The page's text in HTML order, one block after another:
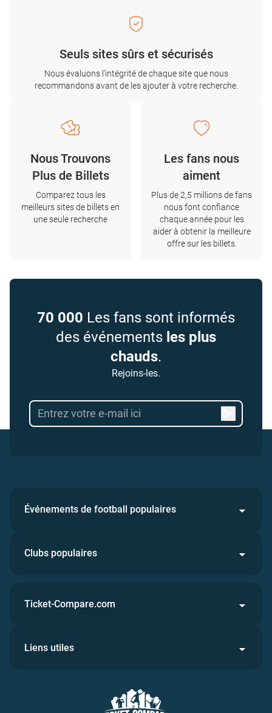
Seuls sites sûrs et sécurisés
Nous évaluons l'intégrité de chaque site que nous
recommandons avant de les ajouter à votre recherche.
Nous Trouvons
Plus de Billets
Comparez tous les
meilleurs sites de billets en
une seule recherche
Les fans nous
aiment
Plus de 2,5 millions de fans
nous font confiance
chaque année pour les
aider à obtenir la meilleure
offre sur les billets.
70 000 Les fans sont informés
des événements les plus
chauds.
Rejoins-les.
Événements de football populaires
Clubs populaires
Ticket-Compare.com
Liens utiles